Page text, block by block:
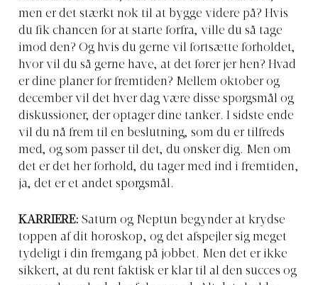
men er det stærkt nok til at bygge videre på? Hvis
du fik chancen for at starte forfra, ville du så tage
imod den? Og hvis du gerne vil fortsætte forholdet,
hvor vil du så gerne have, at det fører jer hen? Hvad
er dine planer for fremtiden? Mellem oktober og
december vil det hver dag være disse spørgsmål og
diskussioner, der optager dine tanker. I sidste ende
vil du nå frem til en beslutning, som du er tilfreds
med, og som passer til det, du ønsker dig. Men om
det er det her forhold, du tager med ind i fremtiden,
ja, det er et andet spørgsmål.
KARRIERE: Saturn og Neptun begynder at krydse
toppen af dit horoskop, og det afspejler sig meget
tydeligt i din fremgang på jobbet. Men det er ikke
sikkert, at du rent faktisk er klar til al den succes og